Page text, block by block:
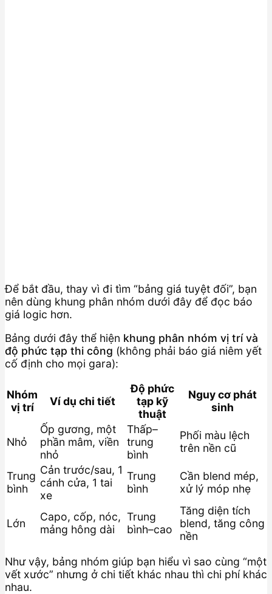
Để bắt đầu, thay vì đi tìm “bảng giá tuyệt đối”, bạn
nên dùng khung phân nhóm dưới đây để đọc báo
giá logic hơn.
Bảng dưới đây thể hiện khung phân nhóm vị trí và
độ phức tạp thi công (không phải báo giá niêm yết
cố định cho mọi gara):
Nhóm
vị trí
Ví dụ chi tiết
Độ phức
tạp kỹ
thuật
Nguy cơ phát
sinh
Nhỏ
Ốp gương, một
phần mâm, viền
nhỏ
Thấp–
trung
bình
Phối màu lệch
trên nền cũ
Trung
bình
Cản trước/sau, 1
cánh cửa, 1 tai
xe
Trung
bình
Cần blend mép,
xử lý móp nhẹ
Lớn
Capo, cốp, nóc,
mảng hông dài
Trung
bình–cao
Tăng diện tích
blend, tăng công
nền
Như vậy, bảng nhóm giúp bạn hiểu vì sao cùng “một
vết xước” nhưng ở chi tiết khác nhau thì chi phí khác
nhau.